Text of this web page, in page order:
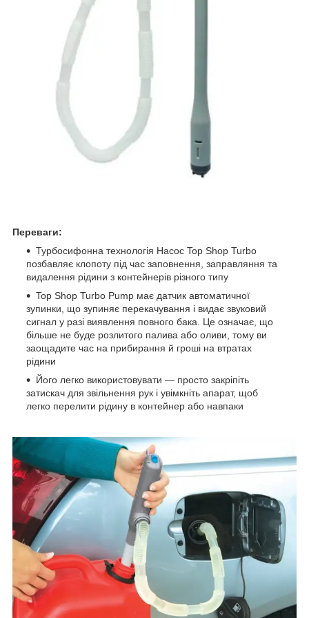
Переваги:
Турбосифонна технологія Насос Top Shop Turbo
позбавляє клопоту під час заповнення, заправляння та
видалення рідини з контейнерів різного типу
Top Shop Turbo Pump має датчик автоматичної
зупинки, що зупиняє перекачування і видає звуковий
сигнал у разі виявлення повного бака. Це означає, що
більше не буде розлитого палива або оливи, тому ви
заощадите час на прибирання й гроші на втратах
рідини
Його легко використовувати — просто закріпіть
затискач для звільнення рук і увімкніть апарат, щоб
легко перелити рідину в контейнер або навпаки